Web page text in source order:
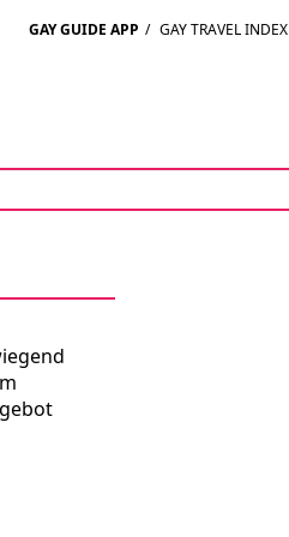
GAY GUIDE APP / GAY TRAVEL INDEX